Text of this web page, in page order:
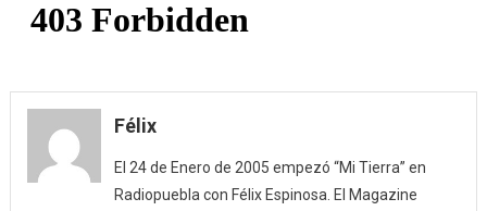
Félix
El 24 de Enero de 2005 empezó “Mi Tierra” en
Radiopuebla con Félix Espinosa. El Magazine